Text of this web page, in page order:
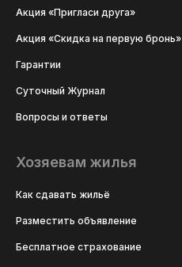
Акция «Пригласи друга»
Акция «Скидка на первую бронь»
Гарантии
Суточный Журнал
Вопросы и ответы
Хозяевам жилья
Как сдавать жильё
Разместить объявление
Бесплатное страхование